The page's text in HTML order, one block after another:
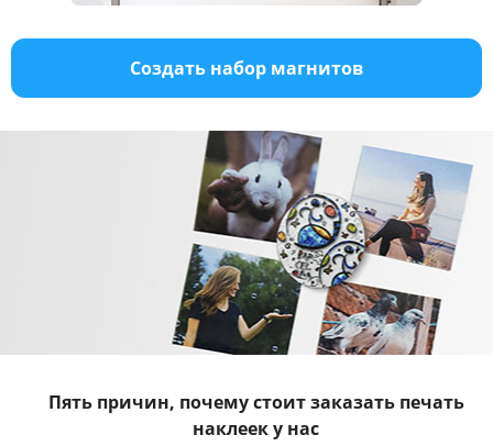
Создать набор магнитов
Пять причин, почему стоит заказать печать
наклеек у нас